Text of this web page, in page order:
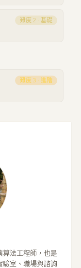
難度 2 · 基礎
難度 3 · 進階
算法工程師，也是
驗室、職場與諮詢